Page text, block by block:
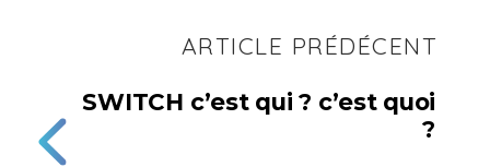
ARTICLE PRÉDÉCENT
SWITCH c’est qui ? c’est quoi
?